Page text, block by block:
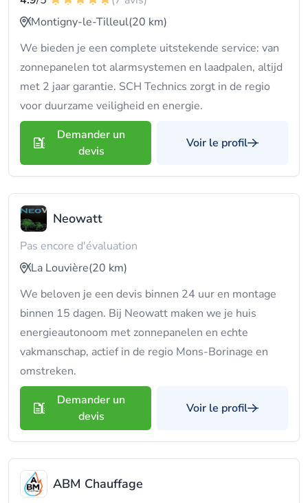
Montigny-le-Tilleul(20 km)
We bieden je een complete uitstekende service: van
zonnepanelen tot alarmsystemen en laadpalen, altijd
met 2 jaar garantie. SCH Technics zorgt in de regio
voor duurzame veiligheid en energie.
Demander un
devis
Voir le profil
Neowatt
Pas encore d'évaluation
La Louvière(20 km)
We beloven je een devis binnen 24 uur en montage
binnen 15 dagen. Bij Neowatt maken we je huis
energieautonoom met zonnepanelen en echte
vakmanschap, actief in de regio Mons-Borinage en
omstreken.
Demander un
devis
Voir le profil
ABM Chauffage